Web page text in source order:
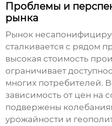
Проблемы и
рынка
Рынок
сталкивается с рядом
высокая стоимость
ограничивает
многих потребителей.
зависимость от цен на
подвержены
урожайности и